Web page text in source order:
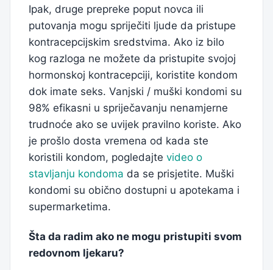
Ipak, druge prepreke poput novca ili
putovanja mogu spriječiti ljude da pristupe
kontracepcijskim sredstvima. Ako iz bilo
kog razloga ne možete da pristupite svojoj
hormonskoj kontracepciji, koristite kondom
dok imate seks. Vanjski / muški kondomi su
98% efikasni u spriječavanju nenamjerne
trudnoće ako se uvijek pravilno koriste. Ako
je prošlo dosta vremena od kada ste
koristili kondom, pogledajte video o
stavljanju kondoma da se prisjetite. Muški
kondomi su obično dostupni u apotekama i
supermarketima.
Šta da radim ako ne mogu pristupiti svom
redovnom ljekaru?